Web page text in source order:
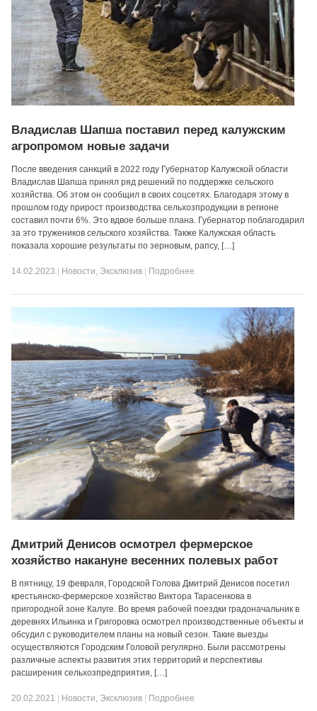
Владислав Шапша поставил перед калужским
агропромом новые задачи
После введения санкций в 2022 году Губернатор Калужской области
Владислав Шапша принял ряд решений по поддержке сельского
хозяйства. Об этом он сообщил в своих соцсетях. Благодаря этому в
прошлом году прирост производства сельхозпродукции в регионе
составил почти 6%. Это вдвое больше плана. Губернатор поблагодарил
за это тружеников сельского хозяйства. Также Калужская область
показала хорошие результаты по зерновым, рапсу, […]
14.02.2023 Новости, Эксклюзив Подробнее
Дмитрий Денисов осмотрел фермерское
хозяйство накануне весенних полевых работ
В пятницу, 19 февраля, Городской Голова Дмитрий Денисов посетил
крестьянско-фермерское хозяйство Виктора Тарасенкова в
пригородной зоне Калуге. Во время рабочей поездки градоначальник в
деревнях Ильинка и Григоровка осмотрел производственные объекты и
обсудил с руководителем планы на новый сезон. Такие выезды
осуществляются Городским Головой регулярно. Были рассмотрены
различные аспекты развития этих территорий и перспективы
расширения сельхозпредприятия, […]
20.02.2021 Новости, Эксклюзив Подробнее